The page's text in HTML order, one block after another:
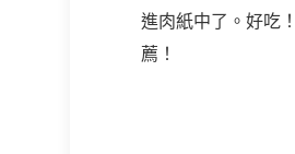
進肉紙中了。好吃
薦！